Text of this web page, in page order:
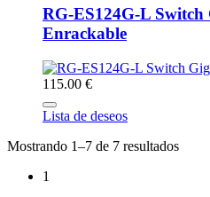
RG-ES124G-L Switch
Enrackable
115.00 €
Lista de deseos
Mostrando 1–7 de 7 resultados
1